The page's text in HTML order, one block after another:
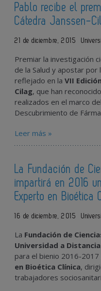
Pablo recibe el
Cátedra Janssen-
21 de diciembre, 2015
Premiar la investigación
de la Salud y apostar por
reflejado en la VII
Cilag, que han
realizados en el marco
Descubrimiento de
Leer más »
La Fundación de
impartirá en 2016
Experto en Bioética
16 de diciembre, 2015
La Fundación de
Universidad a
para el bienio 2016-2017
en Bioética Clínica,
trabajadores